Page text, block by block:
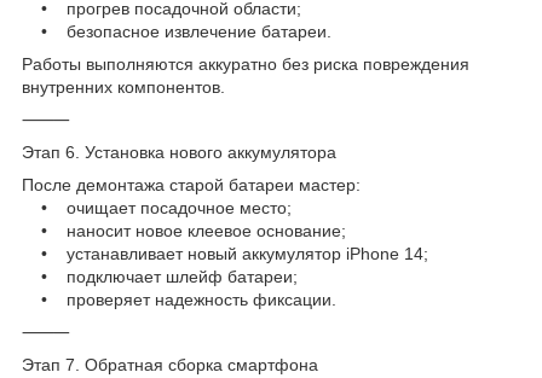
• прогрев посадочной области;
• безопасное извлечение батареи.
Работы выполняются аккуратно без риска повреждения
внутренних компонентов.
⸻
Этап 6. Установка нового аккумулятора
После демонтажа старой батареи мастер:
• очищает посадочное место;
• наносит новое клеевое основание;
• устанавливает новый аккумулятор iPhone 14;
• подключает шлейф батареи;
• проверяет надежность фиксации.
⸻
Этап 7. Обратная сборка смартфона